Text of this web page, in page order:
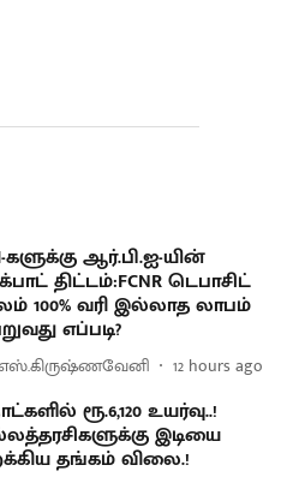
களுக்கு ஆர்.பி.ஐ-யின்
திட்டம்:FCNR டெபாசிட்
100% வரி இல்லாத லாபம்
எப்படி?
12 hours ago
ரூ.6,120 உயர்வு..!
இடியை
தங்கம் விலை.!